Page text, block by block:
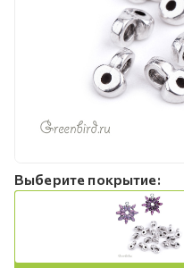
Выберите покрытие: